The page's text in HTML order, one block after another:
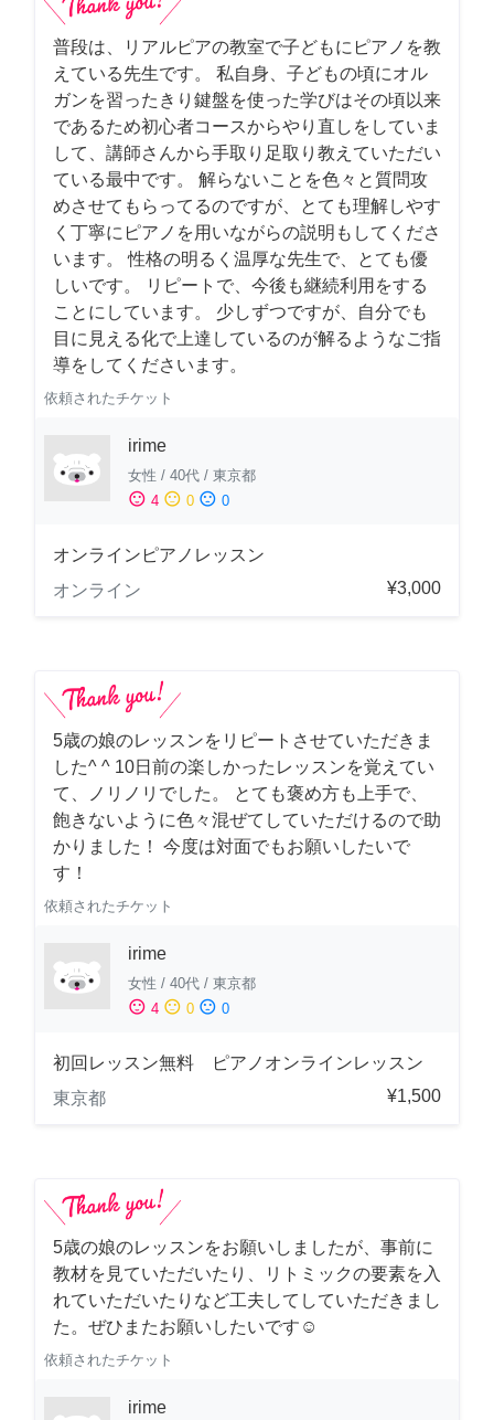
普段は、リアルピアの教室で子どもにピアノを教
えている先生です。 私自身、子どもの頃にオル
ガンを習ったきり鍵盤を使った学びはその頃以来
であるため初心者コースからやり直しをしていま
して、講師さんから手取り足取り教えていただい
ている最中です。 解らないことを色々と質問攻
めさせてもらってるのですが、とても理解しやす
く丁寧にピアノを用いながらの説明もしてくださ
います。 性格の明るく温厚な先生で、とても優
しいです。 リピートで、今後も継続利用をする
ことにしています。 少しずつですが、自分でも
目に見える化で上達しているのが解るようなご指
導をしてくださいます。
依頼されたチケット
irime
女性 / 40代 / 東京都
sentiment_satisfied 4 sentiment_neutral 0 sentiment_dissatisfied 0
オンラインピアノレッスン
オンライン
¥3,000
5歳の娘のレッスンをリピートさせていただきま
した^ ^ 10日前の楽しかったレッスンを覚えてい
て、ノリノリでした。 とても褒め方も上手で、
飽きないように色々混ぜてしていただけるので助
かりました！ 今度は対面でもお願いしたいで
す！
依頼されたチケット
irime
女性 / 40代 / 東京都
sentiment_satisfied 4 sentiment_neutral 0 sentiment_dissatisfied 0
初回レッスン無料 ピアノオンラインレッスン
東京都
¥1,500
5歳の娘のレッスンをお願いしましたが、事前に
教材を見ていただいたり、リトミックの要素を入
れていただいたりなど工夫してしていただきまし
た。ぜひまたお願いしたいです☺️
依頼されたチケット
irime